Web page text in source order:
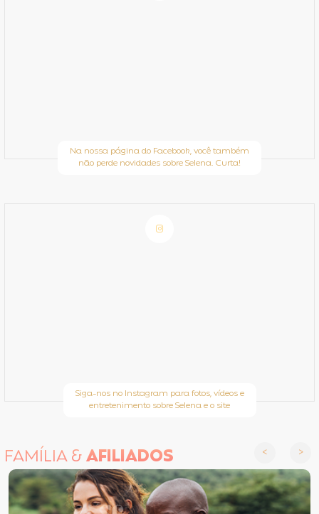
Na nossa página do Facebook, você também
não perde novidades sobre Selena. Curta!
Siga-nos no Instagram para fotos, vídeos e
entretenimento sobre Selena e o site
FAMÍLIA &AFILIADOS